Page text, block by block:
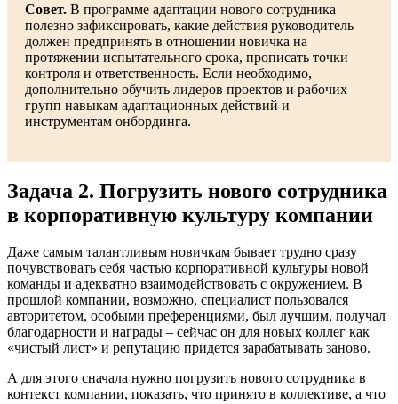
Совет. В программе адаптации нового сотрудника
полезно зафиксировать, какие действия руководитель
должен предпринять в отношении новичка на
протяжении испытательного срока, прописать точки
контроля и ответственность. Если необходимо,
дополнительно обучить лидеров проектов и рабочих
групп навыкам адаптационных действий и
инструментам онбординга.
Задача 2. Погрузить нового сотрудника
в корпоративную культуру компании
Даже самым талантливым новичкам бывает трудно сразу
почувствовать себя частью корпоративной культуры новой
команды и адекватно взаимодействовать с окружением. В
прошлой компании, возможно, специалист пользовался
авторитетом, особыми преференциями, был лучшим, получал
благодарности и награды – сейчас он для новых коллег как
«чистый лист» и репутацию придется зарабатывать заново.
А для этого сначала нужно погрузить нового сотрудника в
контекст компании, показать, что принято в коллективе, а что